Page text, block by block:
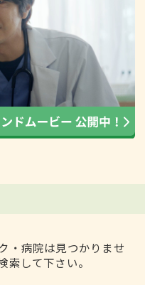
・病院は見つかりませ
索して下さい。